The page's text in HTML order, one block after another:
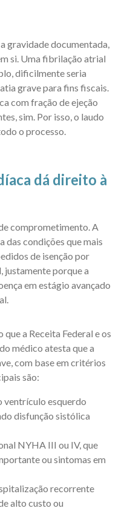
gravidade documentada,
si. Uma fibrilação atrial
dificilmente seria
grave para fins fiscais.
com fração de ejeção
sim. Por isso, o laudo
o processo.
dá direito à
comprometimento. A
das condições que mais
de isenção por
justamente porque a
em estágio avançado
que a Receita Federal e os
médico atesta que a
com base em critérios
são:
ventrículo esquerdo
disfunção sistólica
NYHA III ou IV, que
ou sintomas em
recorrente
alto custo ou